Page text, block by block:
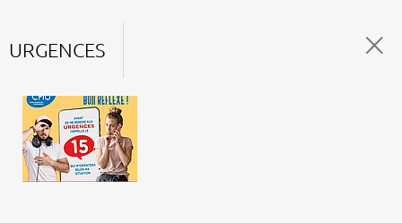
URGENCES